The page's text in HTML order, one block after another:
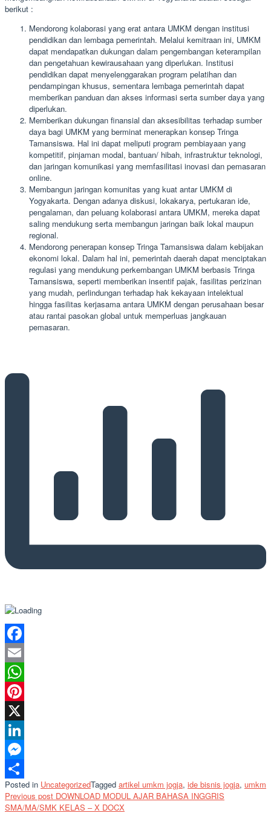
berikut :
Mendorong kolaborasi yang erat antara UMKM dengan institusi
pendidikan dan lembaga pemerintah. Melalui kemitraan ini, UMKM
dapat mendapatkan dukungan dalam pengembangan keterampilan
dan pengetahuan kewirausahaan yang diperlukan. Institusi
pendidikan dapat menyelenggarakan program pelatihan dan
pendampingan khusus, sementara lembaga pemerintah dapat
memberikan panduan dan akses informasi serta sumber daya yang
diperlukan.
Memberikan dukungan finansial dan aksesibilitas terhadap sumber
daya bagi UMKM yang berminat menerapkan konsep Tringa
Tamansiswa. Hal ini dapat meliputi program pembiayaan yang
kompetitif, pinjaman modal, bantuan/ hibah, infrastruktur teknologi,
dan jaringan komunikasi yang memfasilitasi inovasi dan pemasaran
online.
Membangun jaringan komunitas yang kuat antar UMKM di
Yogyakarta. Dengan adanya diskusi, lokakarya, pertukaran ide,
pengalaman, dan peluang kolaborasi antara UMKM, mereka dapat
saling mendukung serta membangun jaringan baik lokal maupun
regional.
Mendorong penerapan konsep Tringa Tamansiswa dalam kebijakan
ekonomi lokal. Dalam hal ini, pemerintah daerah dapat menciptakan
regulasi yang mendukung perkembangan UMKM berbasis Tringa
Tamansiswa, seperti memberikan insentif pajak, fasilitas perizinan
yang mudah, perlindungan terhadap hak kekayaan intelektual
hingga fasilitas kerjasama antara UMKM dengan perusahaan besar
atau rantai pasokan global untuk memperluas jangkauan
pemasaran.
Facebook
Email
WhatsApp
Pinterest
X
LinkedIn
Messenger
Share
Posted in UncategorizedTagged artikel umkm jogja, ide bisnis jogja, umkm
Post
Previous post DOWNLOAD MODUL AJAR BAHASA INGGRIS
SMA/MA/SMK KELAS – X DOCX